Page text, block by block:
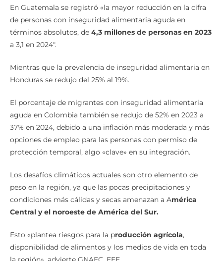
En Guatemala se registró «la mayor reducción en la cifra
de personas con inseguridad alimentaria aguda en
términos absolutos, de 4,3 millones de personas en 2023
a 3,1 en 2024″.
Mientras que la prevalencia de inseguridad alimentaria en
Honduras se redujo del 25% al 19%.
El porcentaje de migrantes con inseguridad alimentaria
aguda en Colombia también se redujo de 52% en 2023 a
37% en 2024, debido a una inflación más moderada y más
opciones de empleo para las personas con permiso de
protección temporal, algo «clave» en su integración.
Los desafíos climáticos actuales son otro elemento de
peso en la región, ya que las pocas precipitaciones y
condiciones más cálidas y secas amenazan a América
Central y el noroeste de América del Sur.
Esto «plantea riesgos para la producción agrícola,
disponibilidad de alimentos y los medios de vida en toda